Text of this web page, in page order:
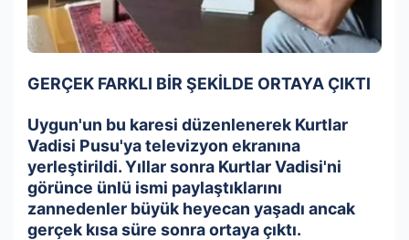
GERÇEK FARKLI BİR ŞEKİLDE ORTAYA ÇIKTI
Uygun'un bu karesi düzenlenerek Kurtlar
Vadisi Pusu'ya televizyon ekranına
yerleştirildi. Yıllar sonra Kurtlar Vadisi'ni
görünce ünlü ismi paylaştıklarını
zannedenler büyük heyecan yaşadı ancak
gerçek kısa süre sonra ortaya çıktı.